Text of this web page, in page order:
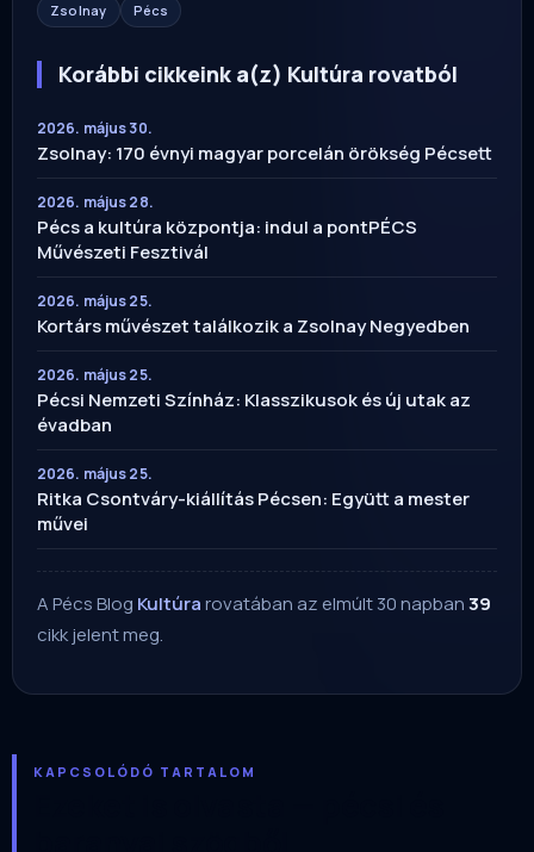
Zsolnay Pécs
Korábbi cikkeink a(z) Kultúra rovatból
2026. május 30.
Zsolnay: 170 évnyi magyar porcelán örökség Pécsett
2026. május 28.
Pécs a kultúra központja: indul a pontPÉCS
Művészeti Fesztivál
2026. május 25.
Kortárs művészet találkozik a Zsolnay Negyedben
2026. május 25.
Pécsi Nemzeti Színház: Klasszikusok és új utak az
évadban
2026. május 25.
Ritka Csontváry-kiállítás Pécsen: Együtt a mester
művei
A Pécs Blog Kultúrarovatában az elmúlt 30 napban39
cikk jelent meg.
KAPCSOLÓDÓ TARTALOM